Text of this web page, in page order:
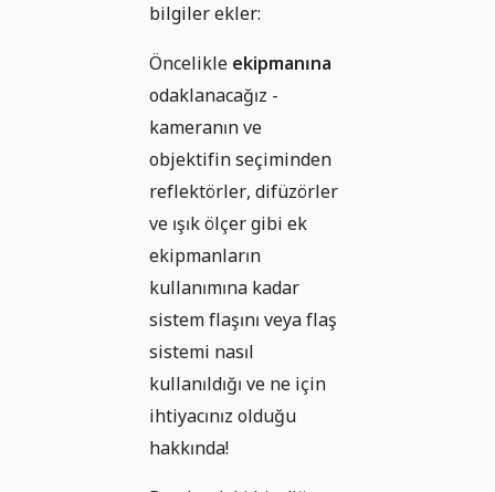
bilgiler ekler:
Öncelikle ekipmanına
odaklanacağız -
kameranın ve
objektifin seçiminden
reflektörler, difüzörler
ve ışık ölçer gibi ek
ekipmanların
kullanımına kadar
sistem flaşını veya flaş
sistemi nasıl
kullanıldığı ve ne için
ihtiyacınız olduğu
hakkında!